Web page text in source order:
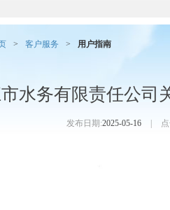
> 客户服务 > 用户指南
水务有限责任公司
发布日期:2025-05-16